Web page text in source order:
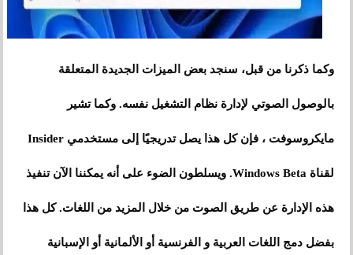
وكما ذكرنا من قبل، سنجد بعض الميزات الجديدة المتعلقة
بالوصول الصوتي لإدارة نظام التشغيل نفسه. وكما تشير
مايكروسوفت ، فإن كل هذا يصل تدريجيًا إلى مستخدمي Insider
لقناة Windows Beta. ويسلطون الضوء على أنه يمكننا الآن تنفيذ
هذه الإدارة عن طريق الصوت من خلال المزيد من اللغات. كل هذا
بفضل دمج اللغات العربية و الفرنسية أو الألمانية أو الإسبانية